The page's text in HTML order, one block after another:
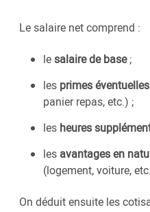
Le salaire net comprend :
le salaire de base;
les primes éventuelles
panier repas, etc.) ;
les heures
les avantages en
(logement, voiture,
On déduit ensuite les